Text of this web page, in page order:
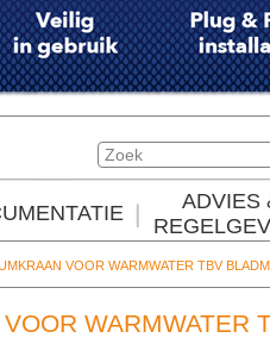
ADVIES
VOOR WARMWATER TBV
WARMWATER